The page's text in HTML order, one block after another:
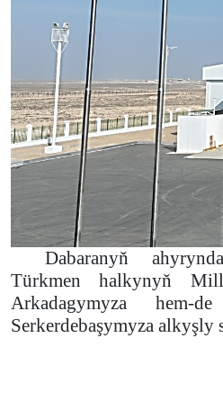
Dabaranyň
Türkmen halkynyň
Arkadagymyza hem-
Serkerdebaşymyza alkyşly